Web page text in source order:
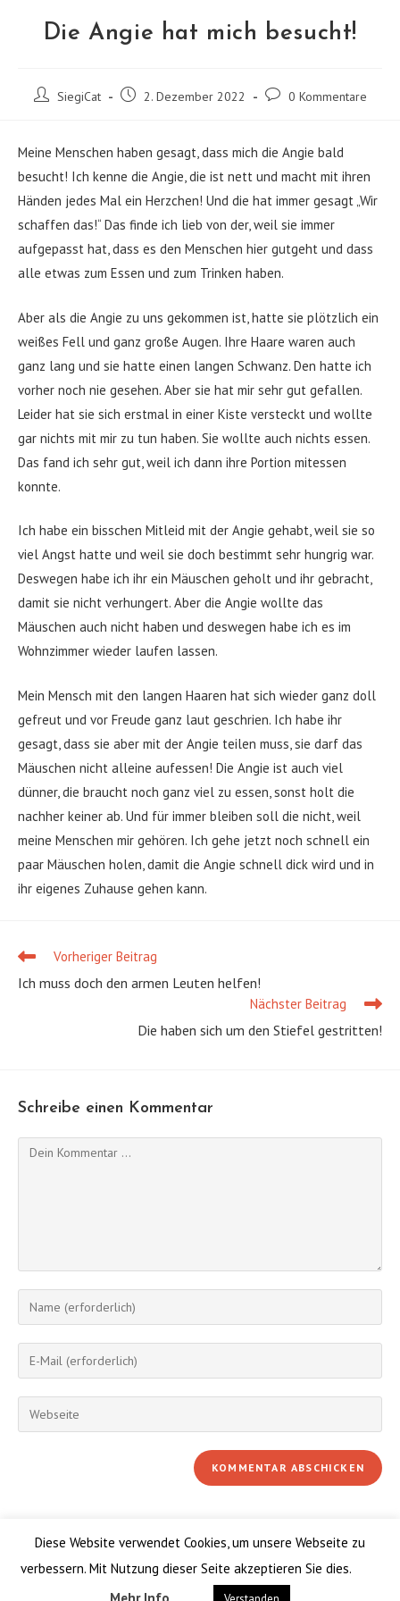
Die Angie hat mich besucht!
Beitrags-SiegiCat
Beitrag2. Dezember 2022
Beitrags-0 Kommentare
Meine Menschen haben gesagt, dass mich die Angie bald
besucht! Ich kenne die Angie, die ist nett und macht mit ihren
Händen jedes Mal ein Herzchen! Und die hat immer gesagt „Wir
schaffen das!“ Das finde ich lieb von der, weil sie immer
aufgepasst hat, dass es den Menschen hier gutgeht und dass
alle etwas zum Essen und zum Trinken haben.
Aber als die Angie zu uns gekommen ist, hatte sie plötzlich ein
weißes Fell und ganz große Augen. Ihre Haare waren auch
ganz lang und sie hatte einen langen Schwanz. Den hatte ich
vorher noch nie gesehen. Aber sie hat mir sehr gut gefallen.
Leider hat sie sich erstmal in einer Kiste versteckt und wollte
gar nichts mit mir zu tun haben. Sie wollte auch nichts essen.
Das fand ich sehr gut, weil ich dann ihre Portion mitessen
konnte.
Ich habe ein bisschen Mitleid mit der Angie gehabt, weil sie so
viel Angst hatte und weil sie doch bestimmt sehr hungrig war.
Deswegen habe ich ihr ein Mäuschen geholt und ihr gebracht,
damit sie nicht verhungert. Aber die Angie wollte das
Mäuschen auch nicht haben und deswegen habe ich es im
Wohnzimmer wieder laufen lassen.
Mein Mensch mit den langen Haaren hat sich wieder ganz doll
gefreut und vor Freude ganz laut geschrien. Ich habe ihr
gesagt, dass sie aber mit der Angie teilen muss, sie darf das
Mäuschen nicht alleine aufessen! Die Angie ist auch viel
dünner, die braucht noch ganz viel zu essen, sonst holt die
nachher keiner ab. Und für immer bleiben soll die nicht, weil
meine Menschen mir gehören. Ich gehe jetzt noch schnell ein
paar Mäuschen holen, damit die Angie schnell dick wird und in
ihr eigenes Zuhause gehen kann.
Weitere
ansehen
Vorheriger Beitrag
Ich muss doch den armen Leuten helfen!
Nächster Beitrag
Die haben sich um den Stiefel gestritten!
Schreibe einen Kommentar
Kommentieren
Gib
deinen
Namen
oder
zum
Kommentieren
Gib
deine
E-
Mail-
Gib
deine
Diese Website verwendet Cookies, um unsere Webseite zu
verbessern. Mit Nutzung dieser Seite akzeptieren Sie dies.